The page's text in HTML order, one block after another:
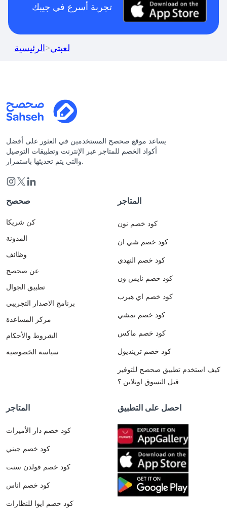
تجربة أسرع في جيبك
الرئيسية>لعبتي
يساعد موقع صحصح المستخدمين في العثور على أفضل
أكواد الخصم للمتاجر عبر الإنترنت وتطبيقات التوصيل
والتي يتم تحديثها باستمرار.
صحصح
كن شريكا
المدونة
وظائف
عن صحصح
تطبيق الجوال
برنامج الاصدار التجريبي
مركز المساعدة
الشروط والأحكام
سياسة الخصوصية
المتاجر
كود خصم نون
كود خصم شي ان
كود خصم النهدي
كود خصم نايس ون
كود خصم اي هيرب
كود خصم نمشي
كود خصم ماكس
كود خصم ترينديول
كيف استخدم تطبيق صحصح للتوفير
قبل التسوق اونلاين ؟
المتاجر
كود خصم دار الأميرات
كود خصم جيني
كود خصم قولدن سنت
كود خصم اناس
كود خصم ايوا للنظارات
احصل على التطبيق